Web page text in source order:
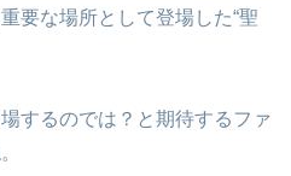
要な場所として登場した“聖
するのでは？と期待するファ